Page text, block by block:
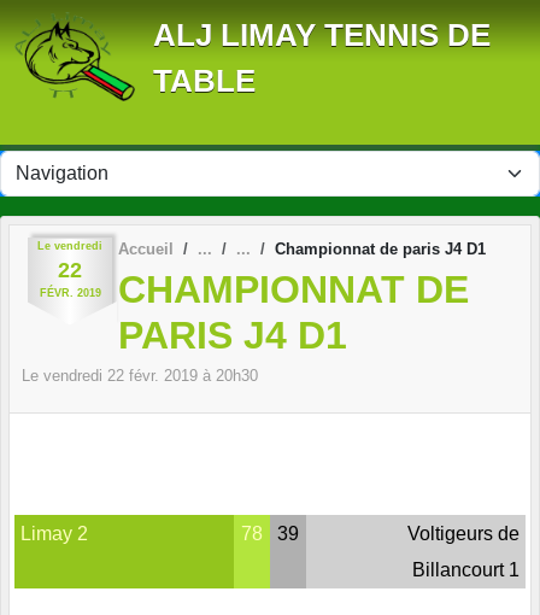
ALJ LIMAY TENNIS DE
TABLE
Le vendredi
22
FÉVR. 2019
Accueil Championnat de paris J4 D1
CHAMPIONNAT DE
PARIS J4 D1
Le vendredi 22 févr. 2019 à 20h30
Limay 2 78 39
Voltigeurs de
Billancourt 1
Panneau de gestion des cookies